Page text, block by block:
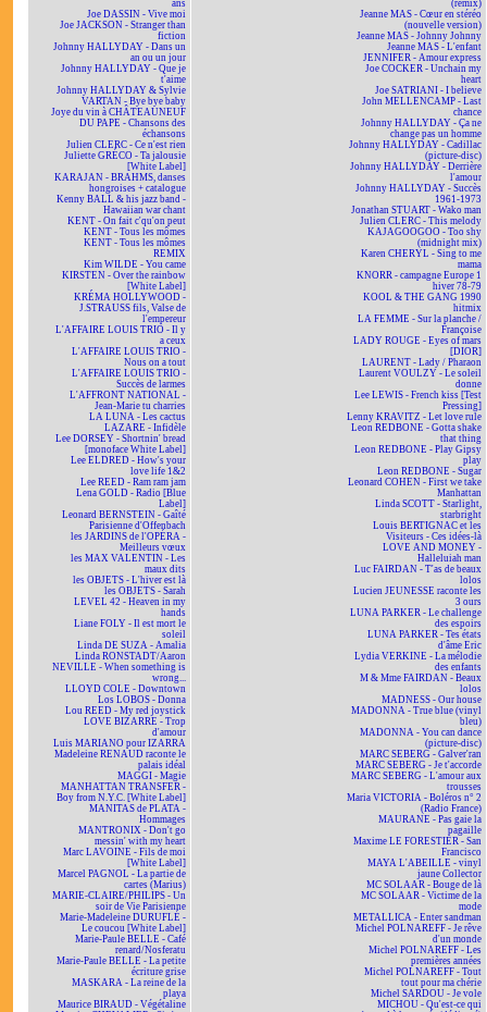
ans
Joe DASSIN - Vive moi
Joe JACKSON - Stranger than
fiction
Johnny HALLYDAY - Dans un
an ou un jour
Johnny HALLYDAY - Que je
t'aime
Johnny HALLYDAY & Sylvie
VARTAN - Bye bye baby
Joye du vin à CHÂTEAUNEUF
DU PAPE - Chansons des
échansons
Julien CLERC - Ce n'est rien
Juliette GRÉCO - Ta jalousie
[White Label]
KARAJAN - BRAHMS, danses
hongroises + catalogue
Kenny BALL & his jazz band -
Hawaiian war chant
KENT - On fait c'qu'on peut
KENT - Tous les mômes
KENT - Tous les mômes
REMIX
Kim WILDE - You came
KIRSTEN - Over the rainbow
[White Label]
KRÉMA HOLLYWOOD -
J.STRAUSS fils, Valse de
l'empereur
L'AFFAIRE LOUIS TRIO - Il y
a ceux
L'AFFAIRE LOUIS TRIO -
Nous on a tout
L'AFFAIRE LOUIS TRIO -
Succès de larmes
L'AFFRONT NATIONAL -
Jean-Marie tu charries
LA LUNA - Les cactus
LAZARE - Infidèle
Lee DORSEY - Shortnin' bread
[monoface White Label]
Lee ELDRED - How's your
love life 1&2
Lee REED - Ram ram jam
Lena GOLD - Radio [Blue
Label]
Leonard BERNSTEIN - Gaîté
Parisienne d'Offenbach
les JARDINS de l'OPÉRA -
Meilleurs vœux
les MAX VALENTIN - Les
maux dits
les OBJETS - L'hiver est là
les OBJETS - Sarah
LEVEL 42 - Heaven in my
hands
Liane FOLY - Il est mort le
soleil
Linda DE SUZA - Amalia
Linda RONSTADT/Aaron
NEVILLE - When something is
wrong...
LLOYD COLE - Downtown
Los LOBOS - Donna
Lou REED - My red joystick
LOVE BIZARRE - Trop
d'amour
Luis MARIANO pour IZARRA
Madeleine RENAUD raconte le
palais idéal
MAGGI - Magie
MANHATTAN TRANSFER -
Boy from N.Y.C. [White Label]
MANITAS de PLATA -
Hommages
MANTRONIX - Don't go
messin' with my heart
Marc LAVOINE - Fils de moi
[White Label]
Marcel PAGNOL - La partie de
cartes (Marius)
MARIE-CLAIRE/PHILIPS - Un
soir de Vie Parisienne
Marie-Madeleine DURUFLÉ -
Le coucou [White Label]
Marie-Paule BELLE - Café
renard/Nosferatu
Marie-Paule BELLE - La petite
écriture grise
MASKARA - La reine de la
playa
Maurice BIRAUD - Végétaline
(remix)
Jeanne MAS - Cœur en stéréo
(nouvelle version)
Jeanne MAS - Johnny Johnny
Jeanne MAS - L'enfant
JENNIFER - Amour express
Joe COCKER - Unchain my
heart
Joe SATRIANI - I believe
John MELLENCAMP - Last
chance
Johnny HALLYDAY - Ça ne
change pas un homme
Johnny HALLYDAY - Cadillac
(picture-disc)
Johnny HALLYDAY - Derrière
l'amour
Johnny HALLYDAY - Succès
1961-1973
Jonathan STUART - Wako man
Julien CLERC - This melody
KAJAGOOGOO - Too shy
(midnight mix)
Karen CHERYL - Sing to me
mama
KNORR - campagne Europe 1
hiver 78-79
KOOL & THE GANG 1990
hitmix
LA FEMME - Sur la planche /
Françoise
LADY ROUGE - Eyes of mars
[DIOR]
LAURENT - Lady / Pharaon
Laurent VOULZY - Le soleil
donne
Lee LEWIS - French kiss [Test
Pressing]
Lenny KRAVITZ - Let love rule
Leon REDBONE - Gotta shake
that thing
Leon REDBONE - Play Gipsy
play
Leon REDBONE - Sugar
Leonard COHEN - First we take
Manhattan
Linda SCOTT - Starlight,
starbright
Louis BERTIGNAC et les
Visiteurs - Ces idées-là
LOVE AND MONEY -
Halleluiah man
Luc FAIRDAN - T'as de beaux
lolos
Lucien JEUNESSE raconte les
3 ours
LUNA PARKER - Le challenge
des espoirs
LUNA PARKER - Tes états
d'âme Eric
Lydia VERKINE - La mélodie
des enfants
M & Mme FAIRDAN - Beaux
lolos
MADNESS - Our house
MADONNA - True blue (vinyl
bleu)
MADONNA - You can dance
(picture-disc)
MARC SEBERG - Galver'ran
MARC SEBERG - Je t'accorde
MARC SEBERG - L'amour aux
trousses
Maria VICTORIA - Boléros n° 2
(Radio France)
MAURANE - Pas gaie la
pagaille
Maxime LE FORESTIER - San
Francisco
MAYA L'ABEILLE - vinyl
jaune Collector
MC SOLAAR - Bouge de là
MC SOLAAR - Victime de la
mode
METALLICA - Enter sandman
Michel POLNAREFF - Je rêve
d'un monde
Michel POLNAREFF - Les
premières années
Michel POLNAREFF - Tout
tout pour ma chérie
Michel SARDOU - Je vole
MICHOU - Qu'est-ce qui